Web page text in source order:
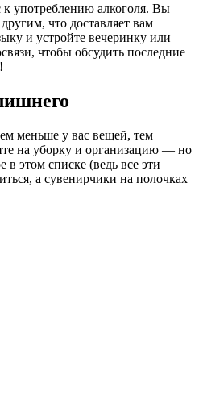
употреблению алкоголя. Вы
что доставляет вам
и устройте вечеринку или
чтобы обсудить последние
меньше у вас вещей, тем
на уборку и организацию — но
в этом списке (ведь все эти
а сувенирчики на полочках